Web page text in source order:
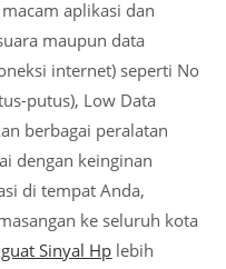
aplikasi dan
maupun data
internet) seperti No
putus), Low Data
berbagai peralatan
dengan keinginan
di tempat Anda,
ke seluruh kota
Sinyal Hp lebih